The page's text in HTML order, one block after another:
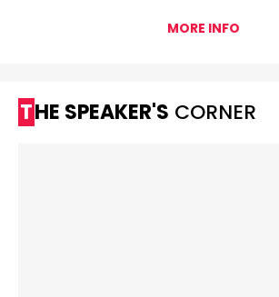
MORE INFO
THE SPEAKER'S CORNER